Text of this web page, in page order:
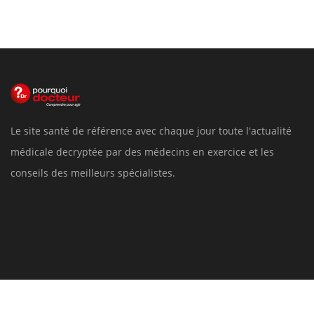
Le site santé de référence avec chaque jour toute l'actualité
médicale decryptée par des médecins en exercice et les
conseils des meilleurs spécialistes.